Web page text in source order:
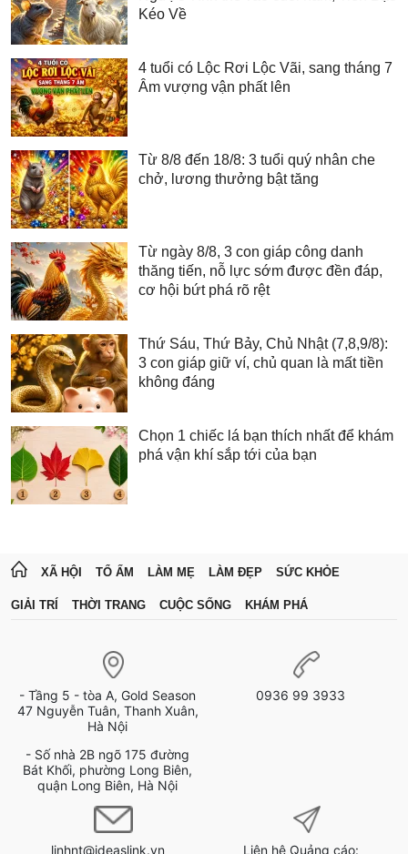
Kéo Về
4 tuổi có Lộc Rơi Lộc Vãi, sang tháng 7
Âm vượng vận phất lên
Từ 8/8 đến 18/8: 3 tuổi quý nhân che
chở, lương thưởng bật tăng
Từ ngày 8/8, 3 con giáp công danh
thăng tiến, nỗ lực sớm được đền đáp,
cơ hội bứt phá rõ rệt
Thứ Sáu, Thứ Bảy, Chủ Nhật (7,8,9/8):
3 con giáp giữ ví, chủ quan là mất tiền
không đáng
Chọn 1 chiếc lá bạn thích nhất để khám
phá vận khí sắp tới của bạn
XÃ HỘI TỔ ẤM LÀM MẸ LÀM ĐẸP SỨC KHỎE
GIẢI TRÍ THỜI TRANG CUỘC SỐNG KHÁM PHÁ
- Tầng 5 - tòa A, Gold Season
47 Nguyễn Tuân, Thanh Xuân,
Hà Nội
- Số nhà 2B ngõ 175 đường
Bát Khối, phường Long Biên,
quận Long Biên, Hà Nội
0936 99 3933
linhnt@ideaslink.vn Liên hệ Quảng cáo: